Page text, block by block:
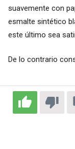
suavemente con
esmalte sintético
este último sea
De lo contrario